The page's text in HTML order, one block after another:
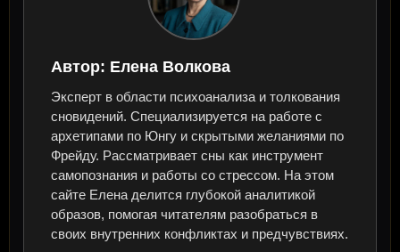
Автор: Елена Волкова
Эксперт в области психоанализа и толкования
сновидений. Специализируется на работе с
архетипами по Юнгу и скрытыми желаниями по
Фрейду. Рассматривает сны как инструмент
самопознания и работы со стрессом. На этом
сайте Елена делится глубокой аналитикой
образов, помогая читателям разобраться в
своих внутренних конфликтах и предчувствиях.